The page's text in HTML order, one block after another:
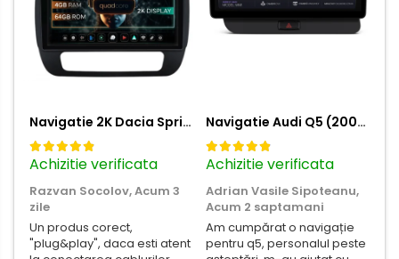
Navigatie 2K Dacia Spring (2021- Prezent), Android, S-Quadcore / 4GB RAM + 64GB ROM, 9.5 Inch - AD-BGS90042K+AD-BGRKIT366V4s
Achizitie verificata
Razvan Socolov,Acum 3
zile
Un produs corect,
"plug&play", daca esti atent
Navigatie Audi Q5 (2009-2017), Linux OS & OEM, MMI 3G, CarPlay & Android Auto Wireless, MirrorLink, Camera AHD, 12.3 Inch - AD-BGAALNXH+AD-BGRKITQ5002
Achizitie verificata
Adrian Vasile Sipoteanu,
Acum 2 saptamani
Am cumpărat o navigație
pentru q5, personalul peste